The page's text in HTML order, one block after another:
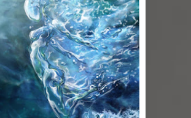
Los Monstruos más Buscados
Alma
El Destructor
El Buscador